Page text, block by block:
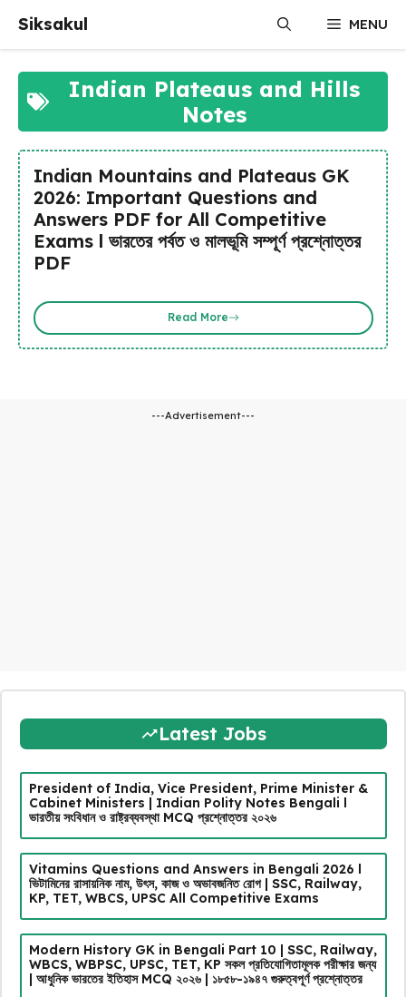
content
Siksakul MENU
Indian Plateaus and Hills
Notes
Indian Mountains and Plateaus GK
2026: Important Questions and
Answers PDF for All Competitive
Exams l ভারতের পর্বত ও মালভূমি সম্পূর্ণ প্রশ্নোত্তর
PDF
Read More
---Advertisement---
Latest Jobs
President of India, Vice President, Prime Minister &
Cabinet Ministers | Indian Polity Notes Bengali l
ভারতীয় সংবিধান ও রাষ্ট্রব্যবস্থা MCQ প্রশ্নোত্তর ২০২৬
Vitamins Questions and Answers in Bengali 2026 l
ভিটামিনের রাসায়নিক নাম, উৎস, কাজ ও অভাবজনিত রোগ | SSC, Railway,
KP, TET, WBCS, UPSC All Competitive Exams
Modern History GK in Bengali Part 10 | SSC, Railway,
WBCS, WBPSC, UPSC, TET, KP সকল প্রতিযোগিতামূলক পরীক্ষার জন্য
| আধুনিক ভারতের ইতিহাস MCQ ২০২৬ | ১৮৫৮-১৯৪৭ গুরুত্বপূর্ণ প্রশ্নোত্তর